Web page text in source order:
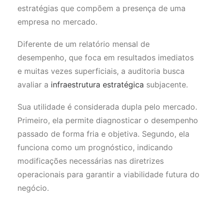
estratégias que compõem a presença de uma
empresa no mercado.
Diferente de um relatório mensal de
desempenho, que foca em resultados imediatos
e muitas vezes superficiais, a auditoria busca
avaliar a infraestrutura estratégica subjacente.
Sua utilidade é considerada dupla pelo mercado.
Primeiro, ela permite diagnosticar o desempenho
passado de forma fria e objetiva. Segundo, ela
funciona como um prognóstico, indicando
modificações necessárias nas diretrizes
operacionais para garantir a viabilidade futura do
negócio.